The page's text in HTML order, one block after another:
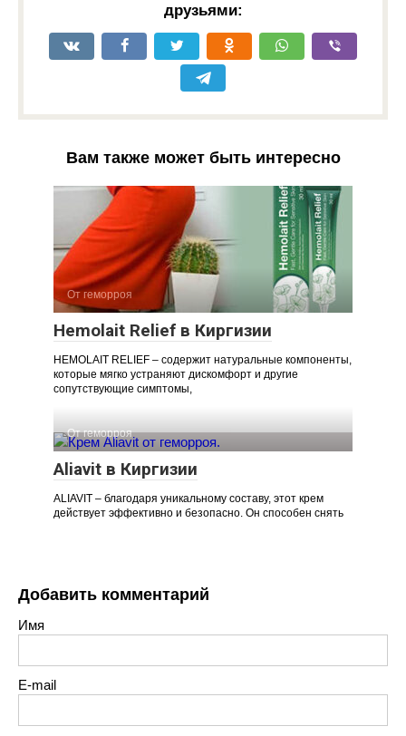
друзьями:
Вам также может быть интересно
От геморроя
Hemolait Relief в Киргизии
HEMOLAIT RELIEF – содержит натуральные компоненты,
которые мягко устраняют дискомфорт и другие
сопутствующие симптомы,
От геморроя
Aliavit в Киргизии
ALIAVIT – благодаря уникальному составу, этот крем
действует эффективно и безопасно. Он способен снять
Добавить комментарий
Имя
E-mail